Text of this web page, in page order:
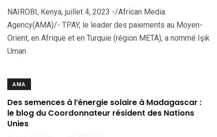
NAIROBI, Kenya, juillet 4, 2023 -/African Media
Agency(AMA)/- TPAY, le leader des paiements au Moyen-
Orient, en Afrique et en Turquie (région META), a nommé Işık
Uman
AMA
Des semences à l’énergie solaire à Madagascar :
le blog du Coordonnateur résident des Nations
Unies